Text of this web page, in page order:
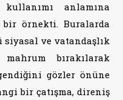
anlamına
örnekti. Buralarda
ve vatandaşlık
bırakılarak
gözler önüne
bir çatışma, direniş